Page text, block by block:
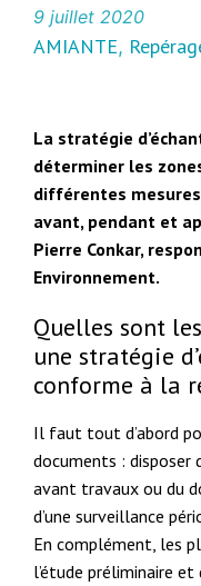
9 juillet 2020
AMIANTE,
La stratégie
déterminer les
différentes
avant, pendant et
Pierre Conkar,
Environnement.
Quelles sont
une stratégie
conforme à la
Il faut tout d’abord
documents : disposer
avant travaux ou du
d’une surveillance
En complément, les
l’étude préliminaire et